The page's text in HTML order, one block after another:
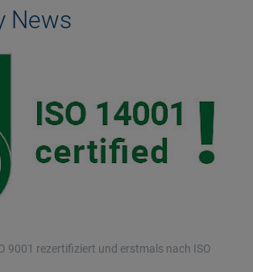
News
9001 rezertifiziert und erstmals nach ISO